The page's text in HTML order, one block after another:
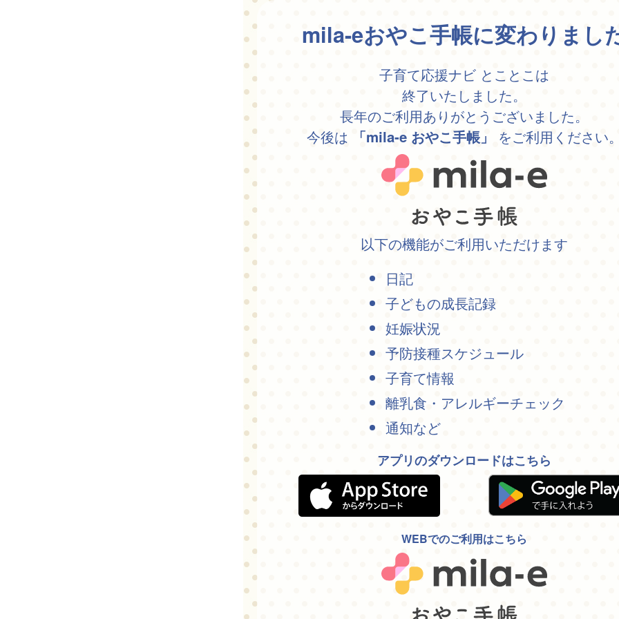
mila-eおやこ手帳に変わりまし
子育て応援ナビ とことこは
終了いたしました。
長年のご利用ありがとうございました。
今後は
「mila-e おやこ手帳」 をご利用ください
以下の機能がご利用いただけます
日記
子どもの成長記録
妊娠状況
予防接種スケジュール
子育て情報
離乳食・アレルギーチェック
通知など
アプリのダウンロードはこちら
WEBでのご利用はこちら